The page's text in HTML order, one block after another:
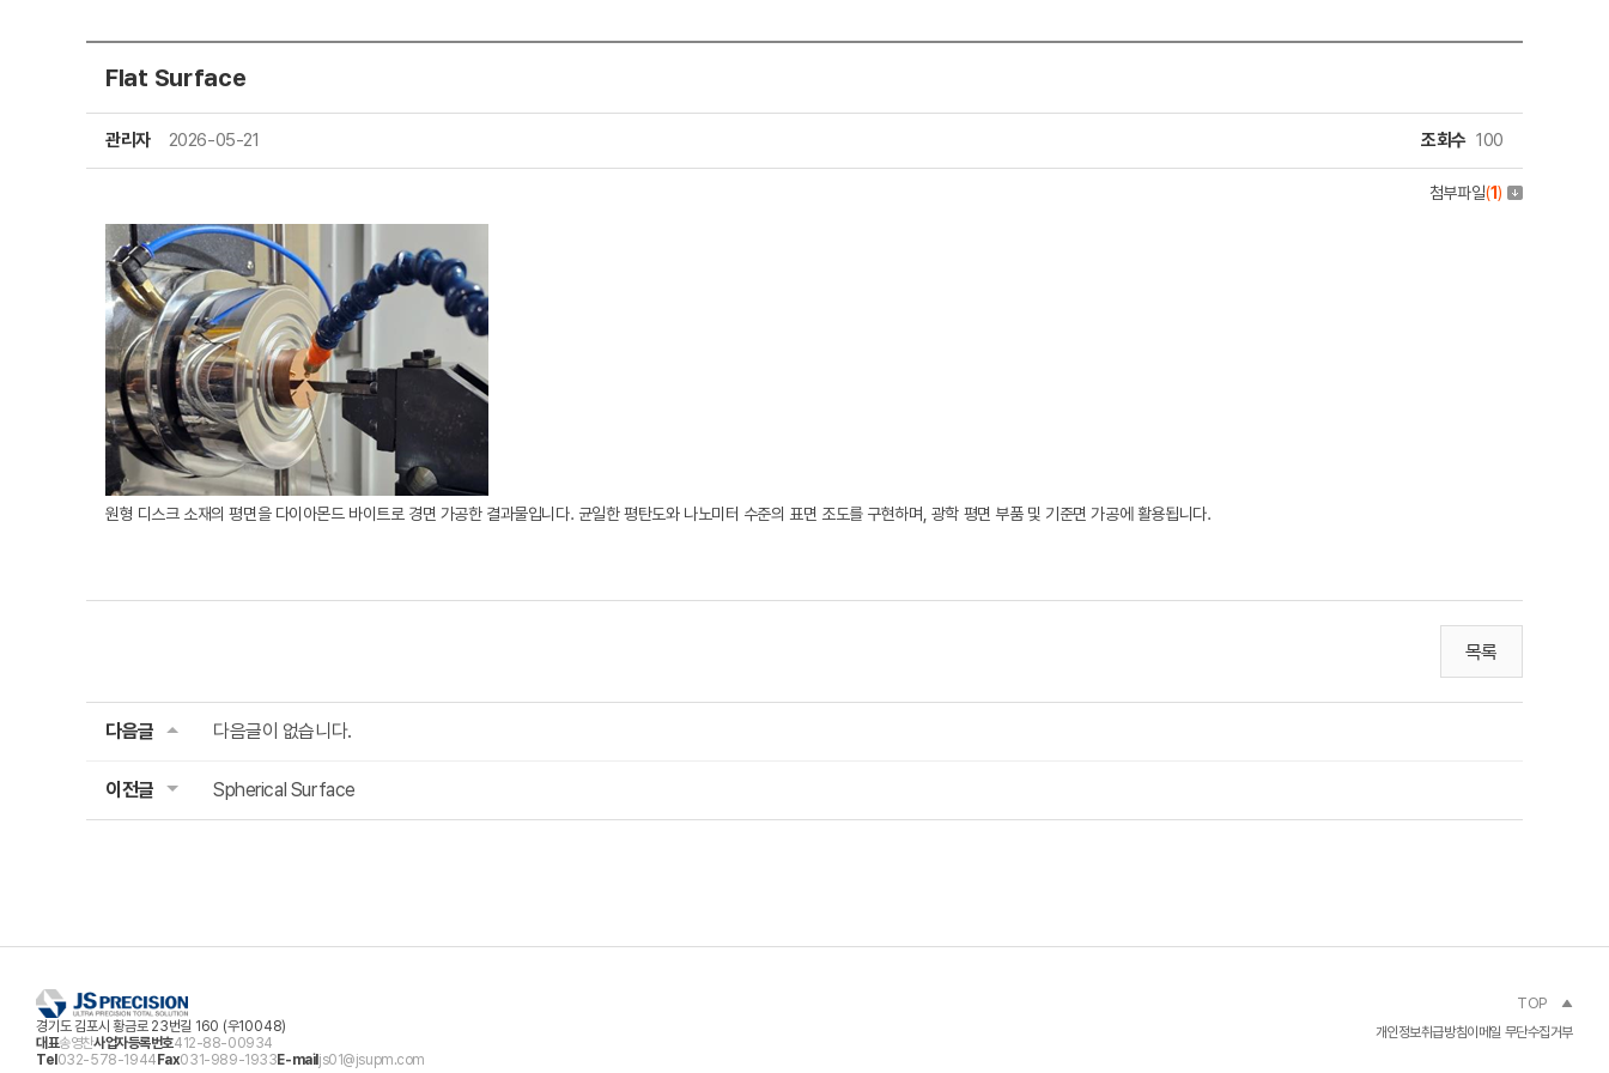
Flat Surface
관리자 2026-05-21 조회수 100
첨부파일(1)
원형 디스크 소재의 평면을 다이아몬드 바이트로 경면 가공한 결과물입니다. 균일한 평탄도와 나노미터 수준의 표면 조도를 구현하며, 광학 평면 부품 및 기준면 가공에 활용됩니다.
목록
다음글 다음글이 없습니다.
이전글 Spherical Surface
경기도 김포시 황금로 23번길 160 (우10048)
대표송영찬사업자등록번호412-88-00934
Tel032-578-1944Fax031-989-1933E-mailjs01@jsupm.com
TOP
개인정보취급방침이메일 무단수집거부